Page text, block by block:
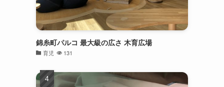
錦糸町パルコ 最大級の広さ 木育広場
育児 131